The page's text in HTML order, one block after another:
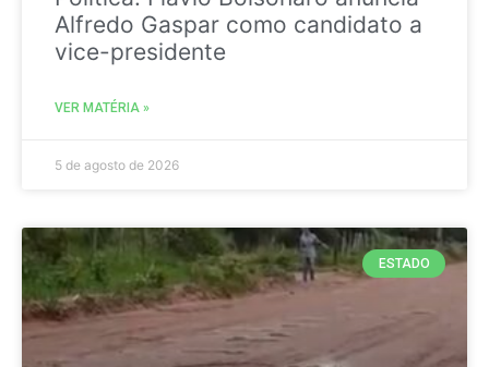
Alfredo Gaspar como candidato a
vice-presidente
VER MATÉRIA »
5 de agosto de 2026
ESTADO